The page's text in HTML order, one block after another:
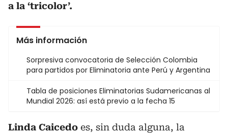
a la ‘tricolor’.
Más información
Sorpresiva convocatoria de Selección Colombia
para partidos por Eliminatoria ante Perú y Argentina
Tabla de posiciones Eliminatorias Sudamericanas al
Mundial 2026: así está previo a la fecha 15
Linda Caicedo es, sin duda alguna, la